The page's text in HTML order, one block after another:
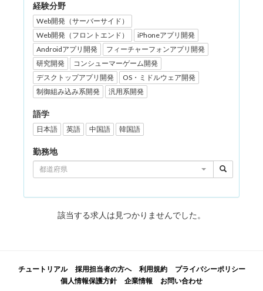
経験分野
Web開発（サーバーサイド）
Web開発（フロントエンド）
iPhoneアプリ開発
Androidアプリ開発
フィーチャーフォンアプリ開発
研究開発
コンシューマーゲーム開発
デスクトップアプリ開発
OS・ミドルウェア開発
制御組み込み系開発
汎用系開発
語学
日本語 英語 中国語 韓国語
勤務地
都道府県
該当する求人は見つかりませんでした。
チュートリアル 採用担当者の方へ 利用規約
プライバシーポリシー
個人情報保護方針
企業情報 お問い合わせ